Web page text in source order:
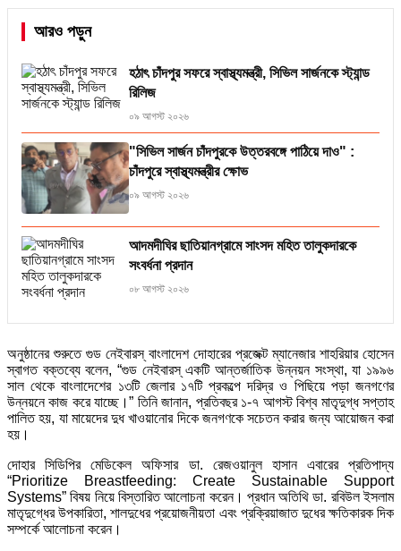
আরও পড়ুন
হঠাৎ চাঁদপুর সফরে স্বাস্থ্যমন্ত্রী, সিভিল সার্জনকে স্ট্যান্ড
রিলিজ
০৯ আগস্ট ২০২৬
"সিভিল সার্জন চাঁদপুরকে উত্তরবঙ্গে পাঠিয়ে দাও" :
চাঁদপুরে স্বাস্থ্যমন্ত্রীর ক্ষোভ
০৯ আগস্ট ২০২৬
আদমদীঘির ছাতিয়ানগ্রামে সাংসদ মহিত তালুকদারকে
সংবর্ধনা প্রদান
০৮ আগস্ট ২০২৬
অনুষ্ঠানের শুরুতে গুড নেইবারস্ বাংলাদেশ দোহারের প্রজেক্ট ম্যানেজার শাহরিয়ার হোসেন
স্বাগত বক্তব্যে বলেন, “গুড নেইবারস্ একটি আন্তর্জাতিক উন্নয়ন সংস্থা, যা ১৯৯৬
সাল থেকে বাংলাদেশের ১৩টি জেলার ১৭টি প্রকল্পে দরিদ্র ও পিছিয়ে পড়া জনগণের
উন্নয়নে কাজ করে যাচ্ছে।” তিনি জানান, প্রতিবছর ১-৭ আগস্ট বিশ্ব মাতৃদুগ্ধ সপ্তাহ
পালিত হয়, যা মায়েদের দুধ খাওয়ানোর দিকে জনগণকে সচেতন করার জন্য আয়োজন করা
হয়।
দোহার সিডিপির মেডিকেল অফিসার ডা. রেজওয়ানুল হাসান এবারের প্রতিপাদ্য
“Prioritize Breastfeeding: Create Sustainable Support
Systems” বিষয় নিয়ে বিস্তারিত আলোচনা করেন। প্রধান অতিথি ডা. রবিউল ইসলাম
মাতৃদুগ্ধের উপকারিতা, শালদুধের প্রয়োজনীয়তা এবং প্রক্রিয়াজাত দুধের ক্ষতিকারক দিক
সম্পর্কে আলোচনা করেন।